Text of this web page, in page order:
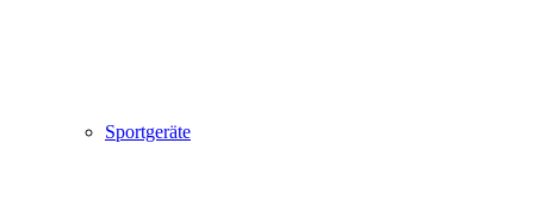
Sportgeräte